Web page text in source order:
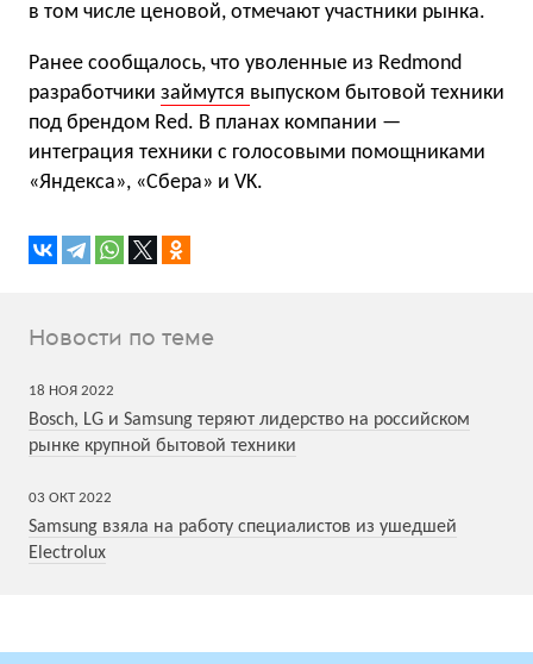
в том числе ценовой, отмечают участники рынка.
Ранее сообщалось, что уволенные из Redmond
разработчики займутся выпуском бытовой техники
под брендом Red. В планах компании —
интеграция техники с голосовыми помощниками
«Яндекса», «Сбера» и VK.
Новости по теме
18 НОЯ 2022
Bosch, LG и Samsung теряют лидерство на российском
рынке крупной бытовой техники
03 ОКТ 2022
Samsung взяла на работу специалистов из ушедшей
Electrolux